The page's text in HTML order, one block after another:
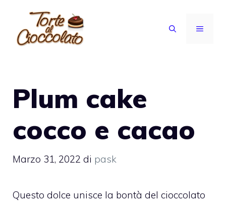
contenuto
MENU
Plum cake
cocco e cacao
Marzo 31, 2022 di pask
Questo dolce unisce la bontà del cioccolato